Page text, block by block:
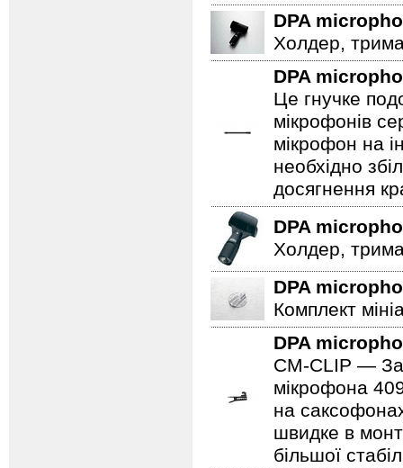
DPA
Холдер,
DPA
Це гнучке
мікрофонів
мікрофон на
необхідно
досягнення
DPA
Холдер,
DPA
Комплект
DPA
CM-CLIP —
мікрофона
на
швидке в
більшої